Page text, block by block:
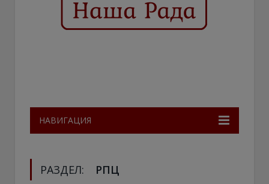
НАВИГАЦИЯ
РАЗДЕЛ: РПЦ